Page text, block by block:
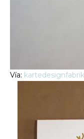
Vía: kartedesignfabrik